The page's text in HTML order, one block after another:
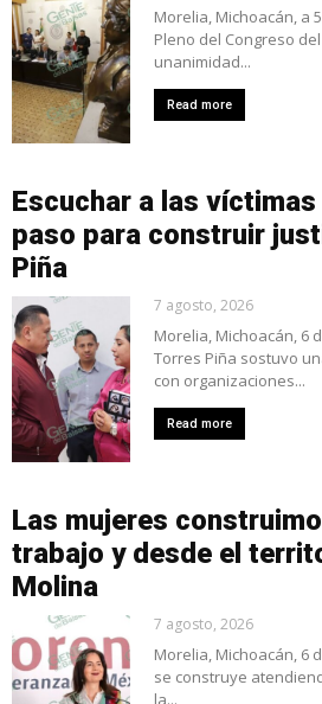
Morelia, Michoacán, a
Pleno del Congreso
unanimidad...
Read more
Escuchar a las
paso para construir
Piña
7 agosto, 2026
Morelia, Michoacán, 6
Torres Piña sostuvo
con organizaciones...
Read more
Las mujeres
trabajo y desde el
Molina
7 agosto, 2026
Morelia, Michoacán, 6
se construye
la...